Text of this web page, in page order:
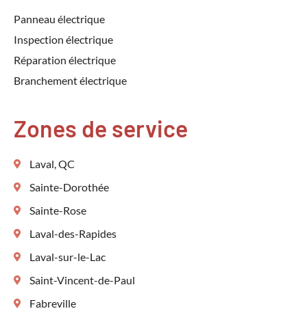
Panneau électrique
Inspection électrique
Réparation électrique
Branchement électrique
Zones de service
Laval, QC
Sainte-Dorothée
Sainte-Rose
Laval-des-Rapides
Laval-sur-le-Lac
Saint-Vincent-de-Paul
Fabreville